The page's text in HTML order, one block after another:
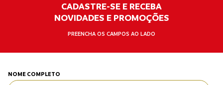
CADASTRE-SE E RECEBA
NOVIDADES E PROMOÇÕES
PREENCHA OS CAMPOS AO LADO
NOME COMPLETO